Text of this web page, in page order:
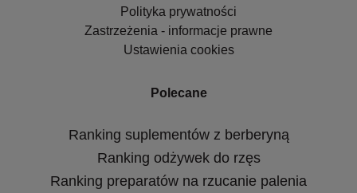
Polityka prywatności
Zastrzeżenia - informacje prawne
Ustawienia cookies
Polecane
Ranking suplementów z berberyną
Ranking odżywek do rzęs
Ranking preparatów na rzucanie palenia